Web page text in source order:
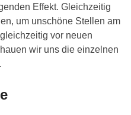
Effekt. Gleichzeitig
um unschöne Stellen am
vor neuen
wir uns die einzelnen